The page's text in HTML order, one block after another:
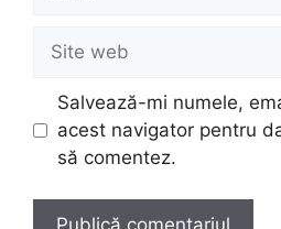
web
Salvează-mi numele,
acest navigator pentru
să comentez.